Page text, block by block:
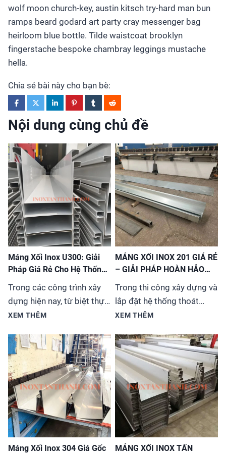
wolf moon church-key, austin kitsch try-hard man bun
ramps beard godard art party cray messenger bag
heirloom blue bottle. Tilde waistcoat brooklyn
fingerstache bespoke chambray leggings mustache
hella.
Chia sẻ bài này cho bạn bè:
Nội dung cùng chủ đề
Máng Xối Inox U300: Giải
Pháp Giá Rẻ Cho Hệ Thống
Trong các công trình xây
dựng hiện nay, từ biệt thự,
nhà phố đến các tòa nhà
thống máng xối (hay còn
gọi là ống thoát nước
mưa) không chỉ đơn thuần
là giải quyết vấn đề kỹ
thuật mà còn liên quan đến
tính thẩm mỹ và độ...
XEM THÊM
MÁNG XỐI INOX 201 GIÁ RẺ
– GIẢI PHÁP HOÀN HẢO
CHO MỌI CÔNG TRÌNH
Trong thi công xây dựng và
lắp đặt hệ thống thoát
nước, việc lựa chọn vật liệu
lượng vừa tiết kiệm chi phí
luôn là ưu tiên hàng
đầu. Máng xối inox 201 đã
trở thành sự lựa chọn tối
ưu cho đa dạng công trình
từ nhà ở, biệt thự...
XEM THÊM
Máng Xối Inox 304 Giá Gốc
MÁNG XỐI INOX TẤN